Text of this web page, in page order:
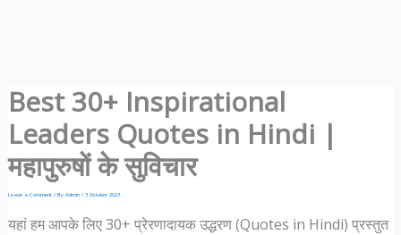
Best 30+ Inspirational
Leaders Quotes in Hindi |
महापुरुषों के सुविचार
Leave a Comment / By Admin / 3 October 2023
यहां हम आपके लिए 30+ प्रेरणादायक उद्धरण (Quotes in Hindi) प्रस्तुत